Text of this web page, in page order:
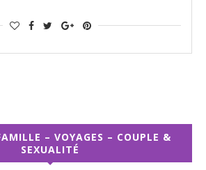
– VOYAGES – COUPLE &
SEXUALITÉ